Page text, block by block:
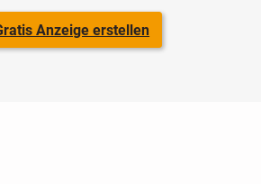
Anzeige erstellen